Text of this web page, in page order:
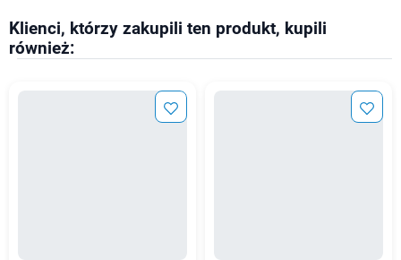
Klienci, którzy zakupili ten produkt, kupili
również: